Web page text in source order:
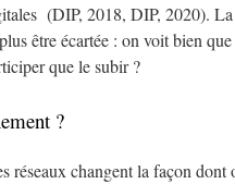
(DIP, 2018, DIP, 2020).
être écartée : on voit bien
que le subir ?
?
réseaux changent la façon dont